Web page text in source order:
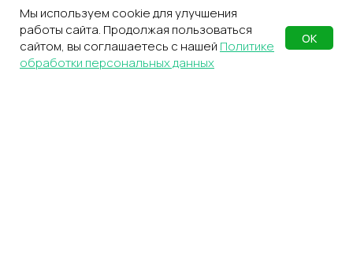
Мы используем cookie для улучшения
работы сайта. Продолжая пользоваться
сайтом, вы соглашаетесь с нашей Политике
обработки персональных данных
ОК